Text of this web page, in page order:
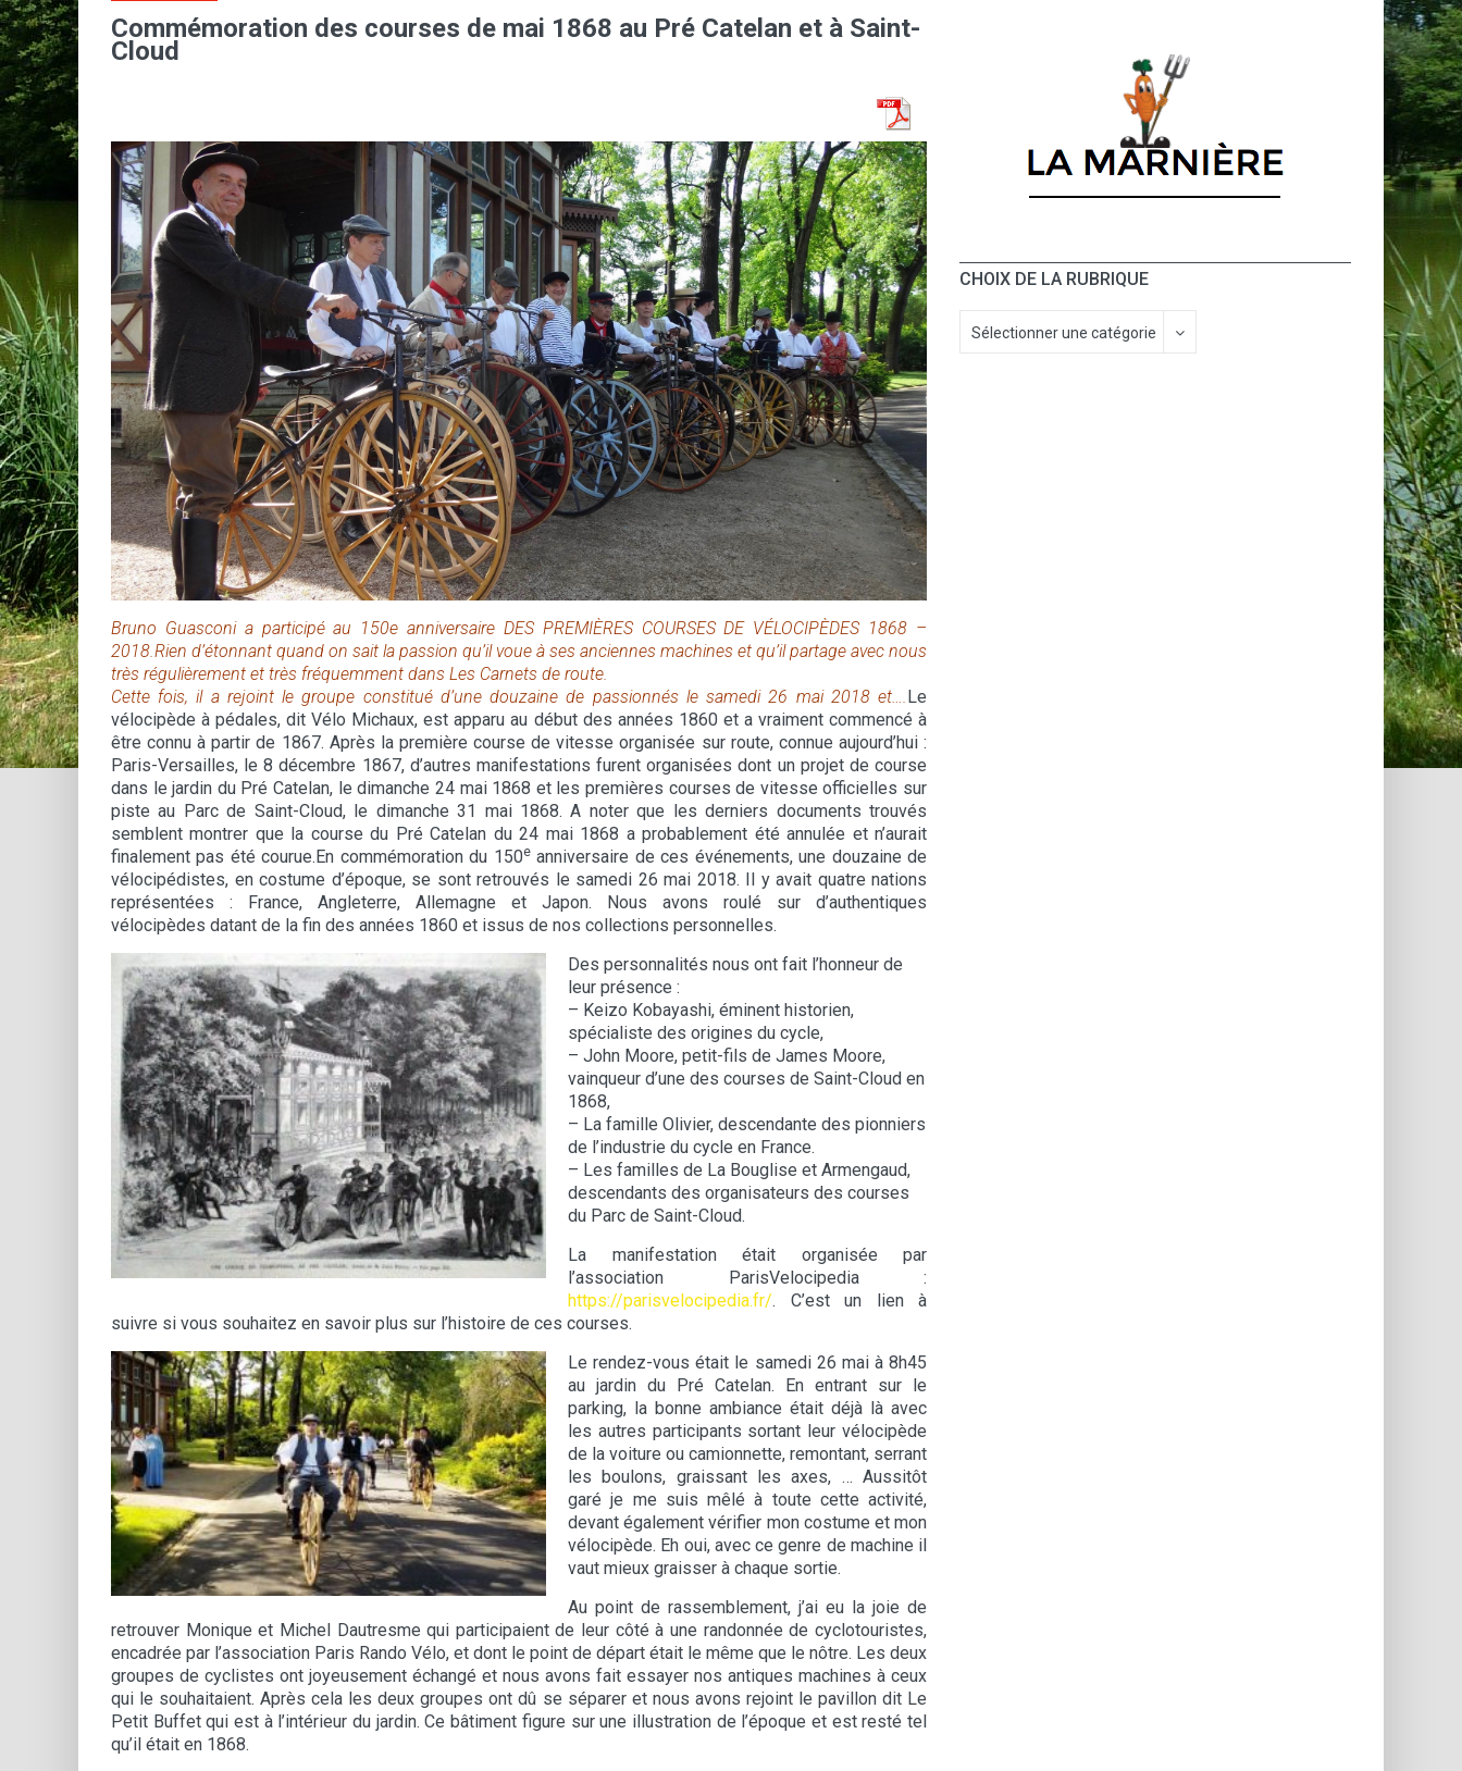
Commémoration des courses de mai 1868 au Pré Catelan et à Saint-
Cloud
Bruno Guasconi a participé au 150e anniversaire DES PREMIÈRES COURSES DE VÉLOCIPÈDES 1868 –
2018.Rien d’étonnant quand on sait la passion qu’il voue à ses anciennes machines et qu’il partage avec nous
très régulièrement et très fréquemment dans Les Carnets de route.
Cette fois, il a rejoint le groupe constitué d’une douzaine de passionnés le samedi 26 mai 2018 et….Le
vélocipède à pédales, dit Vélo Michaux, est apparu au début des années 1860 et a vraiment commencé à
être connu à partir de 1867. Après la première course de vitesse organisée sur route, connue aujourd’hui :
Paris-Versailles, le 8 décembre 1867, d’autres manifestations furent organisées dont un projet de course
dans le jardin du Pré Catelan, le dimanche 24 mai 1868 et les premières courses de vitesse officielles sur
piste au Parc de Saint-Cloud, le dimanche 31 mai 1868. A noter que les derniers documents trouvés
semblent montrer que la course du Pré Catelan du 24 mai 1868 a probablement été annulée et n’aurait
finalement pas été courue.En commémoration du 150eanniversaire de ces événements, une douzaine de
vélocipédistes, en costume d’époque, se sont retrouvés le samedi 26 mai 2018. Il y avait quatre nations
représentées : France, Angleterre, Allemagne et Japon. Nous avons roulé sur d’authentiques
vélocipèdes datant de la fin des années 1860 et issus de nos collections personnelles.
Des personnalités nous ont fait l’honneur de
leur présence :
– Keizo Kobayashi, éminent historien,
spécialiste des origines du cycle,
– John Moore, petit-fils de James Moore,
vainqueur d’une des courses de Saint-Cloud en
1868,
– La famille Olivier, descendante des pionniers
de l’industrie du cycle en France.
– Les familles de La Bouglise et Armengaud,
descendants des organisateurs des courses
du Parc de Saint-Cloud.
La manifestation était organisée par
l’association ParisVelocipedia :
https://parisvelocipedia.fr/. C’est un lien à
suivre si vous souhaitez en savoir plus sur l’histoire de ces courses.
Le rendez-vous était le samedi 26 mai à 8h45
au jardin du Pré Catelan. En entrant sur le
parking, la bonne ambiance était déjà là avec
les autres participants sortant leur vélocipède
de la voiture ou camionnette, remontant, serrant
les boulons, graissant les axes, … Aussitôt
garé je me suis mêlé à toute cette activité,
devant également vérifier mon costume et mon
vélocipède. Eh oui, avec ce genre de machine il
vaut mieux graisser à chaque sortie.
Au point de rassemblement, j’ai eu la joie de
retrouver Monique et Michel Dautresme qui participaient de leur côté à une randonnée de cyclotouristes,
encadrée par l’association Paris Rando Vélo, et dont le point de départ était le même que le nôtre. Les deux
groupes de cyclistes ont joyeusement échangé et nous avons fait essayer nos antiques machines à ceux
qui le souhaitaient. Après cela les deux groupes ont dû se séparer et nous avons rejoint le pavillon dit Le
Petit Buffet qui est à l’intérieur du jardin. Ce bâtiment figure sur une illustration de l’époque et est resté tel
qu’il était en 1868.
CHOIX DE LA RUBRIQUE
Sélectionner une catégorie